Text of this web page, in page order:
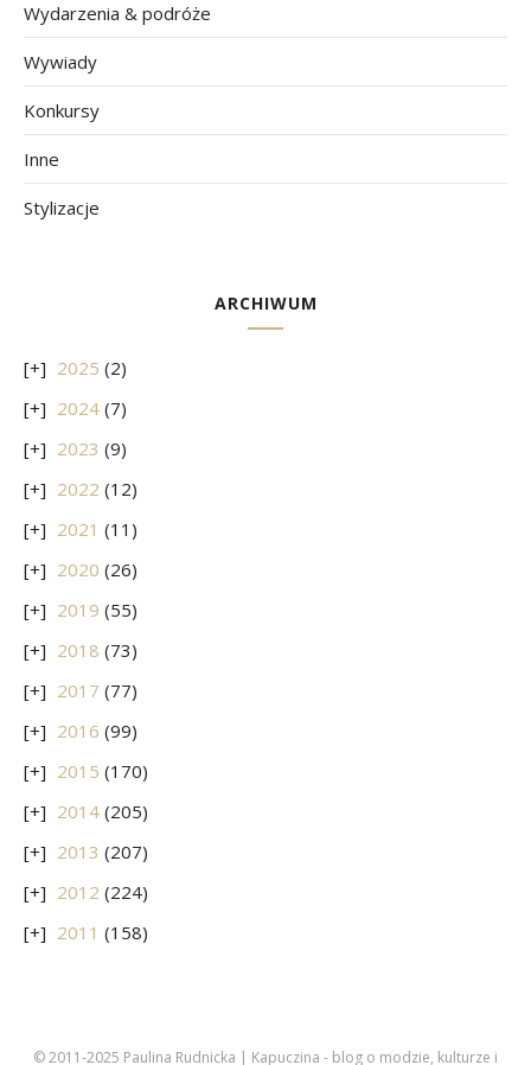
Wydarzenia & podróże
Wywiady
Konkursy
Inne
Stylizacje
ARCHIWUM
2025 (2)
2024 (7)
2023 (9)
2022 (12)
2021 (11)
2020 (26)
2019 (55)
2018 (73)
2017 (77)
2016 (99)
2015 (170)
2014 (205)
2013 (207)
2012 (224)
2011 (158)
© 2011-2025 Paulina Rudnicka | Kapuczina - blog o modzie, kulturze i